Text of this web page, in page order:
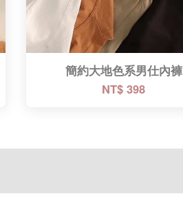
簡約大地色系男仕內褲
NT$ 398